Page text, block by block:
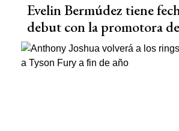
Evelin Bermúdez tiene
debut con la promotora